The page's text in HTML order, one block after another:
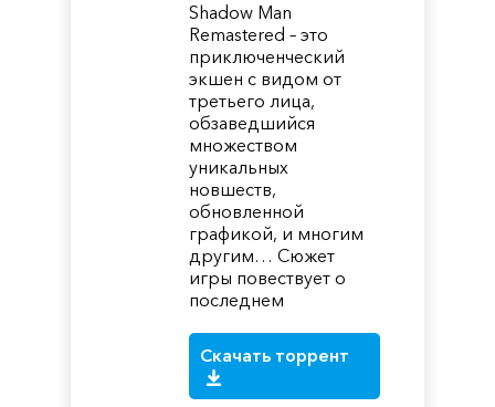
Shadow Man
Remastered – это
приключенческий
экшен с видом от
третьего лица,
обзаведшийся
множеством
уникальных
новшеств,
обновленной
графикой, и многим
другим… Сюжет
игры повествует о
последнем
Скачать торрент